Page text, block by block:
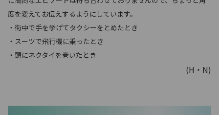
度を変えてお伝えするようにしています。
・街中で手を挙げてタクシーをとめたとき
・スーツで飛行機に乗ったとき
・頭にネクタイを巻いたとき
(H・N)